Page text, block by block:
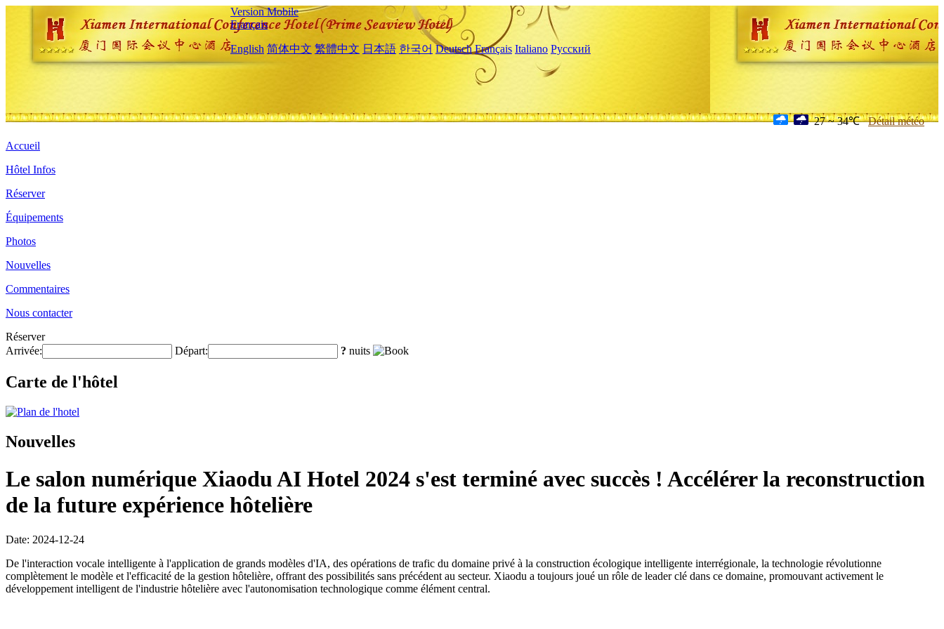
Version Mobile
Français
English 简体中文 繁體中文 日本語 한국어 Deutsch Français Italiano Русский
27 ~ 34℃ Détail météo
Accueil
Hôtel Infos
Réserver
Équipements
Photos
Nouvelles
Commentaires
Nous contacter
Réserver
Arrivée:
Départ: ? nuits
Carte de l'hôtel
Nouvelles
Le salon numérique Xiaodu AI Hotel 2024 s'est terminé avec succès ! Accélérer la reconstruction
de la future expérience hôtelière
Date: 2024-12-24
De l'interaction vocale intelligente à l'application de grands modèles d'IA, des opérations de trafic du domaine privé à la construction écologique intelligente interrégionale, la technologie révolutionne
complètement le modèle et l'efficacité de la gestion hôtelière, offrant des possibilités sans précédent au secteur. Xiaodu a toujours joué un rôle de leader clé dans ce domaine, promouvant activement le
développement intelligent de l'industrie hôtelière avec l'autonomisation technologique comme élément central.